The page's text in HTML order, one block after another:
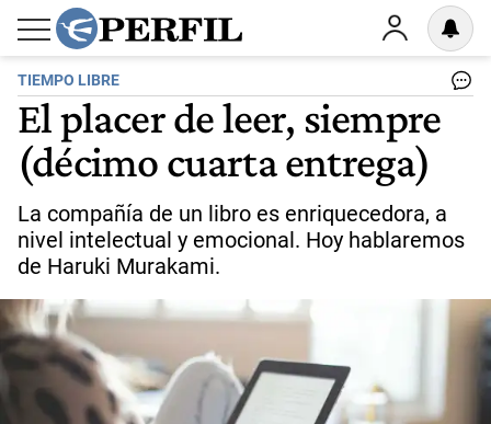
TIEMPO LIBRE
El placer de leer, siempre
(décimo cuarta entrega)
La compañía de un libro es enriquecedora, a
nivel intelectual y emocional. Hoy hablaremos
de Haruki Murakami.